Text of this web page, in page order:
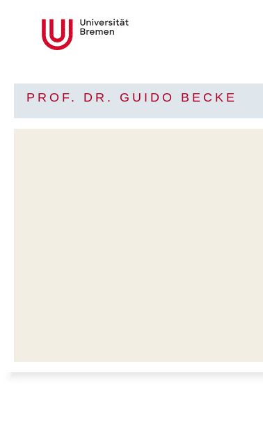
PROF. DR. GUIDO BECKE